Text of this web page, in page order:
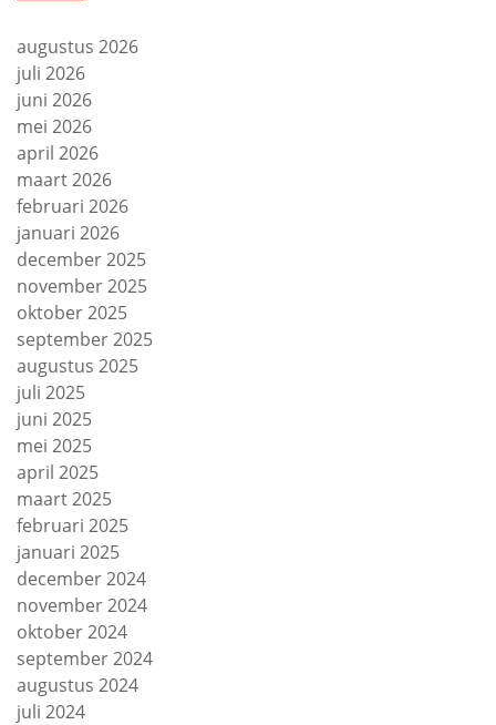
augustus 2026
juli 2026
juni 2026
mei 2026
april 2026
maart 2026
februari 2026
januari 2026
december 2025
november 2025
oktober 2025
september 2025
augustus 2025
juli 2025
juni 2025
mei 2025
april 2025
maart 2025
februari 2025
januari 2025
december 2024
november 2024
oktober 2024
september 2024
augustus 2024
juli 2024